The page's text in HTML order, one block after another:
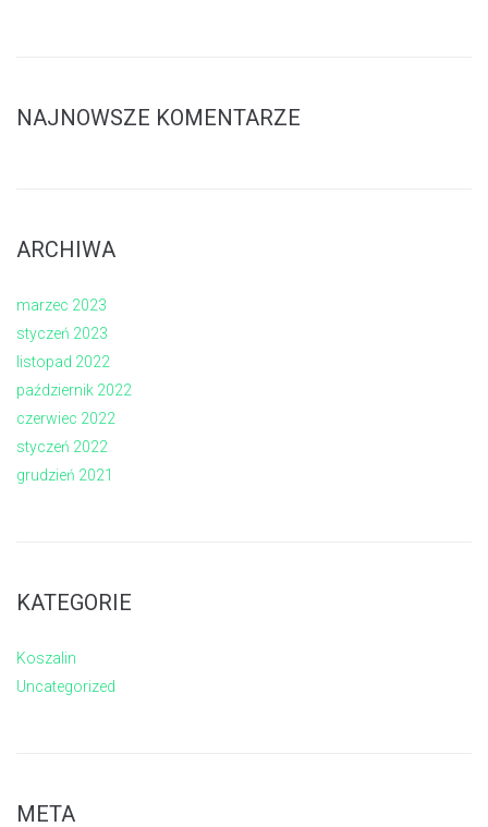
NAJNOWSZE KOMENTARZE
ARCHIWA
marzec 2023
styczeń 2023
listopad 2022
październik 2022
czerwiec 2022
styczeń 2022
grudzień 2021
KATEGORIE
Koszalin
Uncategorized
META